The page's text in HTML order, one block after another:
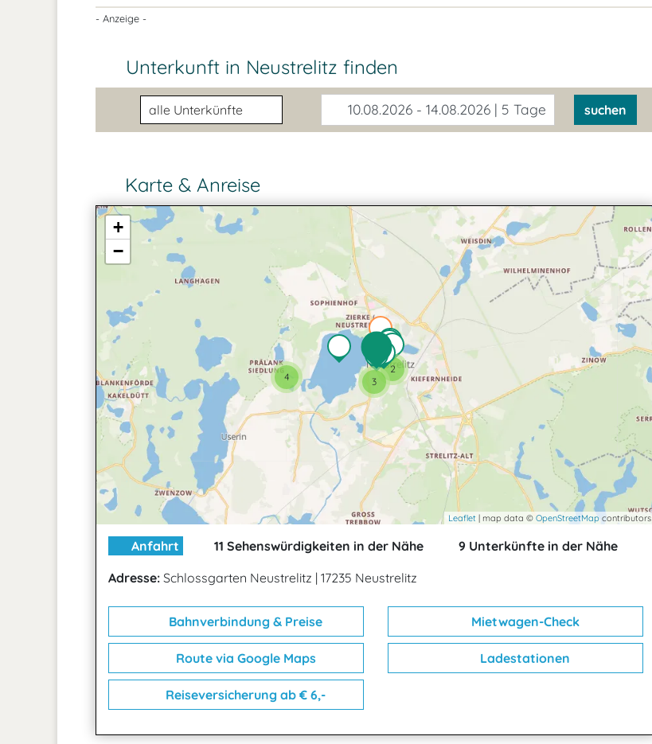
- Anzeige -
Unterkunft in Neustrelitz finden
Unterkunftsart 10.08.2026 - 14.08.2026 | 5 Tage suchen
Karte & Anreise
4
2
3
+
−
Leaflet | map data © OpenStreetMap contributors
Anfahrt 11 Sehenswürdigkeiten in der Nähe
9 Unterkünfte in der Nähe
Adresse: Schlossgarten Neustrelitz | 17235 Neustrelitz
Bahnverbindung & Preise Mietwagen-Check
Route via Google Maps Ladestationen
Reiseversicherung ab € 6,-